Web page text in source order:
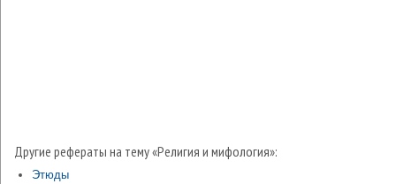
Другие рефераты на тему «Религия и мифология»:
Этюды